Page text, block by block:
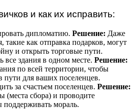
и как их исправить:
дипломатию. Решение: Даже
такие как отправка подарков, могут
и открыть торговые пути.
все здания в одном месте. Решение:
по всей территории, чтобы
пути для ваших поселенцев.
за счастьем поселенцев. Решение:
(места сбора) и проводите
поддерживать мораль.